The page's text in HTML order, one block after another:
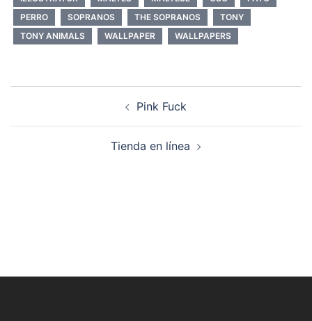
PERRO
SOPRANOS THE SOPRANOS
TONY
TONY ANIMALS
WALLPAPER WALLPAPERS
Pink Fuck
Tienda en línea